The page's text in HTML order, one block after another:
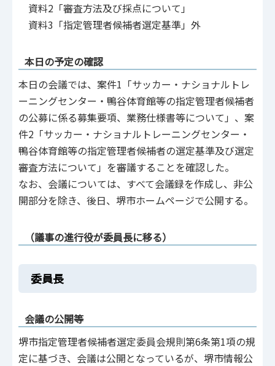
資料2「審査方法及び採点について」
資料3「指定管理者候補者選定基準」外
本日の予定の確認
本日の会議では、案件1「サッカー・ナショナルトレ
ーニングセンター・鴨谷体育館等の指定管理者候補者
の公募に係る募集要項、業務仕様書等について」、案
件2「サッカー・ナショナルトレーニングセンター・
鴨谷体育館等の指定管理者候補者の選定基準及び選定
審査方法について」を審議することを確認した。
なお、会議については、すべて会議録を作成し、非公
開部分を除き、後日、堺市ホームページで公開する。
（議事の進行役が委員長に移る）
委員長
会議の公開等
堺市指定管理者候補者選定委員会規則第6条第1項の規
定に基づき、会議は公開となっているが、堺市情報公